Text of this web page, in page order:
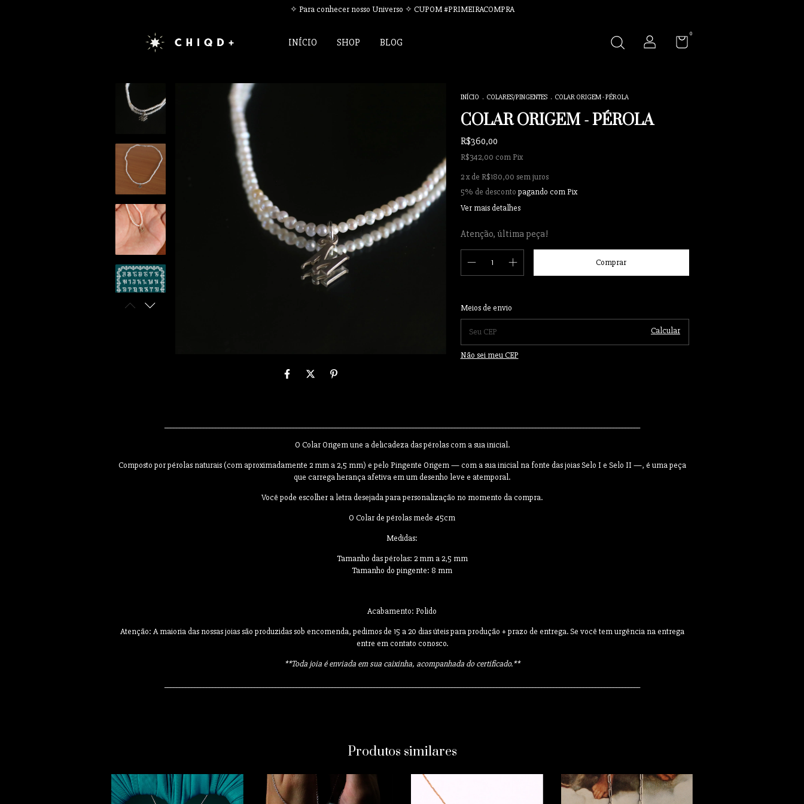
✧ Para conhecer nosso Universo ✧ CUPOM #PRIMEIRACOMPRA
INÍCIO SHOP BLOG
0
INÍCIO . COLARES/PINGENTES . COLAR ORIGEM - PÉROLA
COLAR ORIGEM - PÉROLA
R$360,00
R$342,00 com Pix
2 x de R$180,00 sem juros
5% de desconto pagando com Pix
Ver mais detalhes
Atenção, última peça!
Entregas para o CEP:
Meios de envio
Calcular
Não sei meu CEP
O Colar Origem une a delicadeza das pérolas com a sua inicial.
Composto por pérolas naturais (com aproximadamente 2 mm a 2,5 mm) e pelo Pingente Origem — com a sua inicial na fonte das joias Selo I e Selo II —, é uma peça
que carrega herança afetiva em um desenho leve e atemporal.
Você pode escolher a letra desejada para personalização no momento da compra.
O Colar de pérolas mede 45cm
Medidas:
Tamanho das pérolas: 2 mm a 2,5 mm
Tamanho do pingente: 8 mm
Acabamento: Polido
Atenção: A maioria das nossas joias são produzidas sob encomenda, pedimos de 15 a 20 dias úteis para produção + prazo de entrega. Se você tem urgência na entrega
entre em contato conosco.
**Toda joia é enviada em sua caixinha, acompanhada do certificado.**
Produtos similares